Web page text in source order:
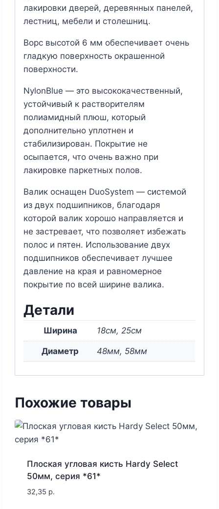
лакировки дверей, деревянных панелей,
лестниц, мебели и столешниц.
Ворс высотой 6 мм обеспечивает очень
гладкую поверхность окрашенной
поверхности.
NylonBlue — это высококачественный,
устойчивый к растворителям
полиамидный плюш, который
дополнительно уплотнен и
стабилизирован. Покрытие не
осыпается, что очень важно при
лакировке паркетных полов.
Валик оснащен DuoSystem — системой
из двух подшипников, благодаря
которой валик хорошо направляется и
не застревает, что позволяет избежать
полос и пятен. Использование двух
подшипников обеспечивает лучшее
давление на края и равномерное
покрытие по всей ширине валика.
Детали
Ширина 18см, 25см
Диаметр 48мм, 58мм
Похожие товары
Плоская угловая кисть Hardy Select
50мм, серия *61*
32,35 р.